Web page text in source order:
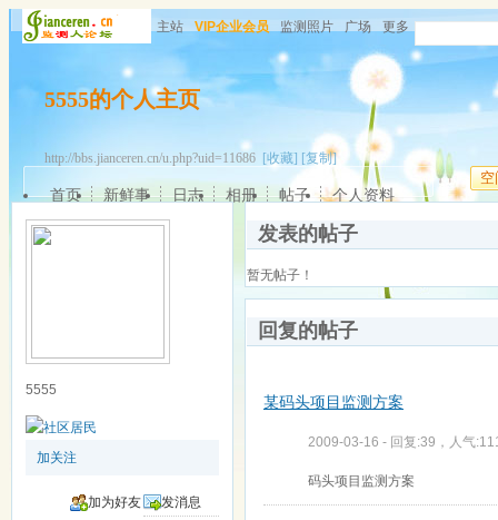
主站 VIP企业会员 监测照片 广场 更多
5555的个人主页
http://bbs.jianceren.cn/u.php?uid=11686 [收藏] [复制]
空
首页 新鲜事 日志 相册 帖子 个人资料
5555
加关注
加为好友
发消息
发表的帖子
暂无帖子！
回复的帖子
某码头项目监测方案
2009-03-16 - 回复:39，人气
码头项目监测方案